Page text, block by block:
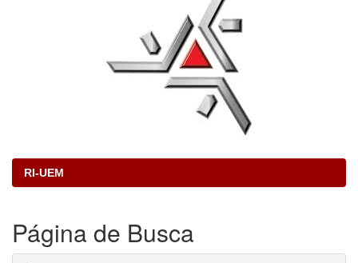
RI-UEM
Página de Busca